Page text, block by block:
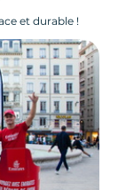
et durable !